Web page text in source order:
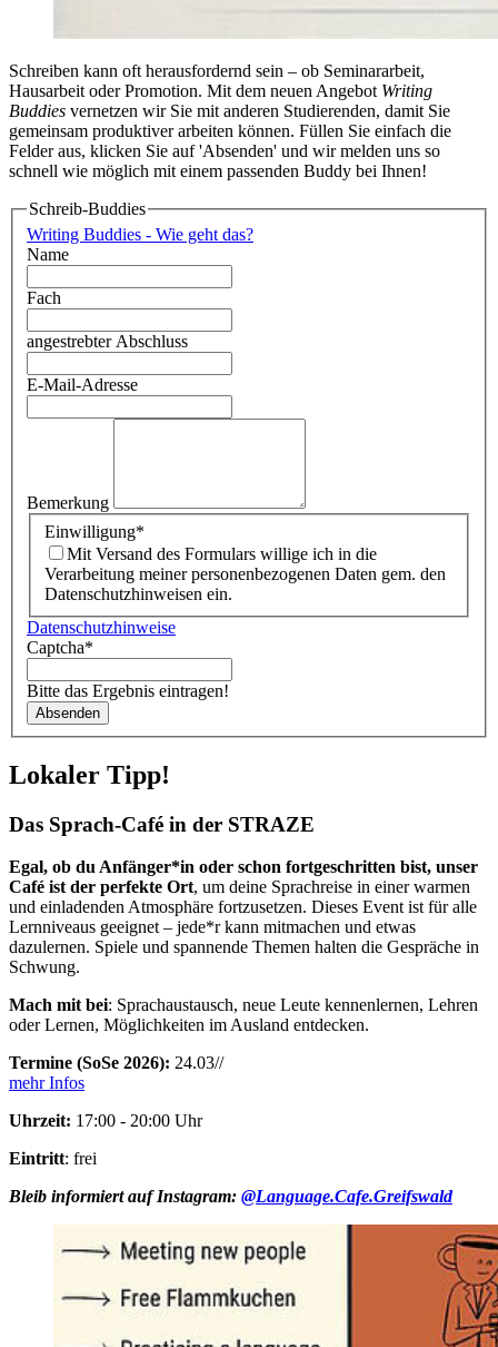
Schreiben kann oft herausfordernd sein – ob Seminararbeit,
Hausarbeit oder Promotion. Mit dem neuen Angebot Writing
Buddies vernetzen wir Sie mit anderen Studierenden, damit Sie
gemeinsam produktiver arbeiten können. Füllen Sie einfach die
Felder aus, klicken Sie auf 'Absenden' und wir melden uns so
schnell wie möglich mit einem passenden Buddy bei Ihnen!
Schreib-Buddies
Writing Buddies - Wie geht das?
Name
Fach
angestrebter Abschluss
E-Mail-Adresse
Bemerkung
Einwilligung*
Mit Versand des Formulars willige ich in die
Verarbeitung meiner personenbezogenen Daten gem. den
Datenschutzhinweisen ein.
Datenschutzhinweise
Captcha*
Bitte das Ergebnis eintragen!
Absenden
Lokaler Tipp!
Das Sprach-Café in der STRAZE
Egal, ob du Anfänger*in oder schon fortgeschritten bist, unser
Café ist der perfekte Ort, um deine Sprachreise in einer warmen
und einladenden Atmosphäre fortzusetzen. Dieses Event ist für alle
Lernniveaus geeignet – jede*r kann mitmachen und etwas
dazulernen. Spiele und spannende Themen halten die Gespräche in
Schwung.
Mach mit bei: Sprachaustausch, neue Leute kennenlernen, Lehren
oder Lernen, Möglichkeiten im Ausland entdecken.
Termine (SoSe 2026): 24.03//
mehr Infos
Uhrzeit: 17:00 - 20:00 Uhr
Eintritt: frei
Bleib informiert auf Instagram: @Language.Cafe.Greifswald